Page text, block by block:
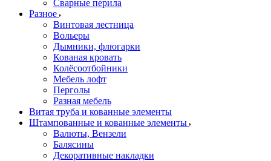
Сварные перила
Разное
Винтовая лестница
Вольеры
Дымники, флюгарки
Кованая кровать
Колёсоотбойники
Мебель лофт
Перголы
Разная мебель
Витая труба и кованные элементы
Штампованные и кованные элементы
Валюты, Вензели
Балясины
Декоративные накладки